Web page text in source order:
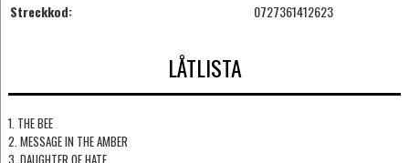
Streckkod:
0727361412623
LÅTLISTA
1. THE BEE
2. MESSAGE IN THE AMBER